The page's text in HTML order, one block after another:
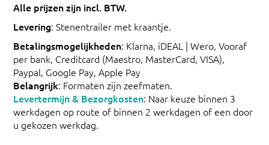
Alle prijzen zijn incl. BTW.
Levering: Stenentrailer met kraantje.
Betalingsmogelijkheden: Klarna, iDEAL | Wero, Vooraf
per bank, Creditcard (Maestro, MasterCard, VISA),
Paypal, Google Pay, Apple Pay
Belangrijk: Formaten zijn zeefmaten.
Levertermijn & Bezorgkosten: Naar keuze binnen 3
werkdagen op route of binnen 2 werkdagen of een door
u gekozen werkdag.